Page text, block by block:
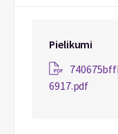
Pielikumi
6917.pdf